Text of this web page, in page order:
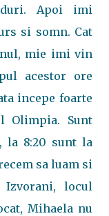
Apoi imi
si somn. Cat
mie imi vin
acestor ore
incepe foarte
Olimpia. Sunt
la 8:20 sunt la
sa luam si
locul
Mihaela nu